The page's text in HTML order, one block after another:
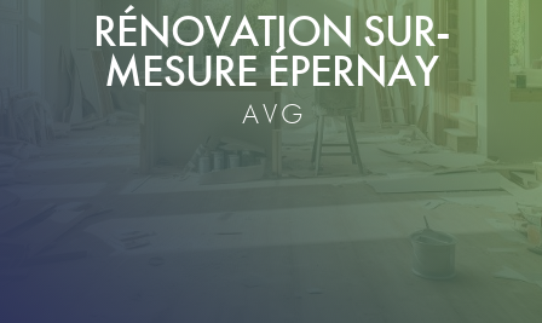
RÉNOVATION SUR-
MESURE ÉPERNAY
AVG